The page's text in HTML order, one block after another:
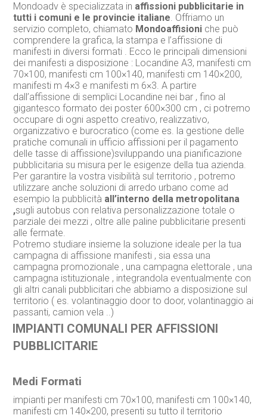
Mondoadv è specializzata in affissioni pubblicitarie in
tutti i comuni e le provincie italiane. Offriamo un
servizio completo, chiamato Mondoaffisioni che può
comprendere la grafica, la stampa e l’affissione di
manifesti in diversi formati . Ecco le principali dimensioni
dei manifesti a disposizione : Locandine A3, manifesti cm
70×100, manifesti cm 100×140, manifesti cm 140×200,
manifesti m 4×3 e manifesti m 6×3. A partire
dall’affissione di semplici Locandine nei bar , fino al
gigantesco formato dei poster 600×300 cm , ci potremo
occupare di ogni aspetto creativo, realizzativo,
organizzativo e burocratico (come es. la gestione delle
pratiche comunali in ufficio affissioni per il pagamento
delle tasse di affissione)sviluppando una pianificazione
pubblicitaria su misura per le esigenze della tua azienda.
Per garantire la vostra visibilità sul territorio , potremo
utilizzare anche soluzioni di arredo urbano come ad
esempio la pubblicità all’interno della metropolitana
,sugli autobus con relativa personalizzazione totale o
parziale dei mezzi , oltre alle paline pubblicitarie presenti
alle fermate.
Potremo studiare insieme la soluzione ideale per la tua
campagna di affissione manifesti , sia essa una
campagna promozionale , una campagna elettorale , una
campagna istituzionale , integrandola eventualmente con
gli altri canali pubblicitari che abbiamo a disposizione sul
territorio ( es. volantinaggio door to door, volantinaggio ai
passanti, camion vela ..)
IMPIANTI COMUNALI PER AFFISSIONI
PUBBLICITARIE
Medi Formati
impianti per manifesti cm 70×100, manifesti cm 100×140,
manifesti cm 140×200, presenti su tutto il territorio